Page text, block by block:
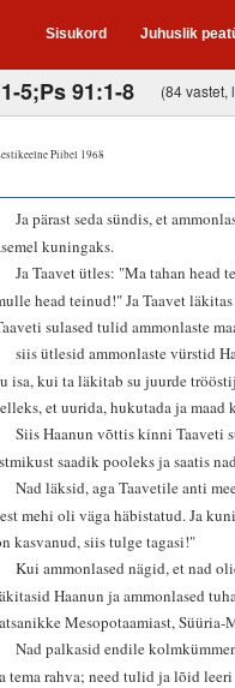
Sisukord Juhuslik
5;Ps 91:1-8 (84 vastet,
Piibel 1968
Ja pärast seda sündis, et
kuningaks.
Ja Taavet ütles: "Ma tahan head
head teinud!" Ja Taavet
sulased tulid ammonlaste
siis ütlesid ammonlaste vürstid
isa, kui ta läkitab su juurde
et uurida, hukutada ja maad
Siis Haanun võttis kinni Taaveti
saadik pooleks ja saatis
Nad läksid, aga Taavetile anti
mehi oli väga häbistatud. Ja
kasvanud, siis tulge tagasi!"
Kui ammonlased nägid, et nad
Haanun ja ammonlased
Mesopotaamiast, Süüria-
Nad palkasid endile
tema rahva; need tulid ja lõid